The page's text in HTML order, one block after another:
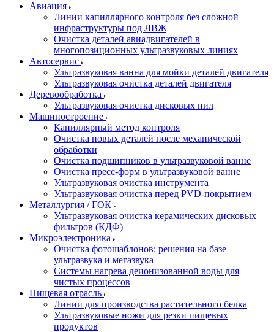
Авиация
Линии капиллярного контроля без сложной
инфраструктуры под ЛВЖ
Очистка деталей авиадвигателей в
многопозиционных ультразвуковых линиях
Автосервис
Ультразвуковая ванна для мойки деталей двигателя
Ультразвуковая очистка деталей двигателя
Деревообработка
Ультразвуковая очистка дисковых пил
Машиностроение
Капиллярный метод контроля
Очистка новых деталей после механической
обработки
Очистка подшипников в ультразвуковой ванне
Очистка пресс-форм в ультразвуковой ванне
Ультразвуковая очистка инструмента
Ультразвуковая очистка перед PVD-покрытием
Металлургия / ГОК
Ультразвуковая очистка керамических дисковых
фильтров (КДФ)
Микроэлектроника
Очистка фотошаблонов: решения на базе
ультразвука и мегазвука
Системы нагрева деионизованной воды для
чистых процессов
Пищевая отрасль
Линии для производства растительного белка
Ультразвуковые ножи для резки пищевых
продуктов